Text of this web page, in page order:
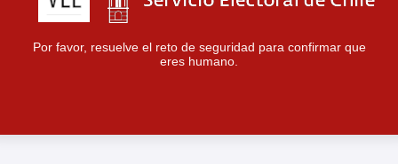
Por favor, resuelve el reto de seguridad para confirmar que
eres humano.